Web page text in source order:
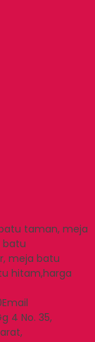
taman, meja
batu
meja batu
hitam,harga
4 No. 35,